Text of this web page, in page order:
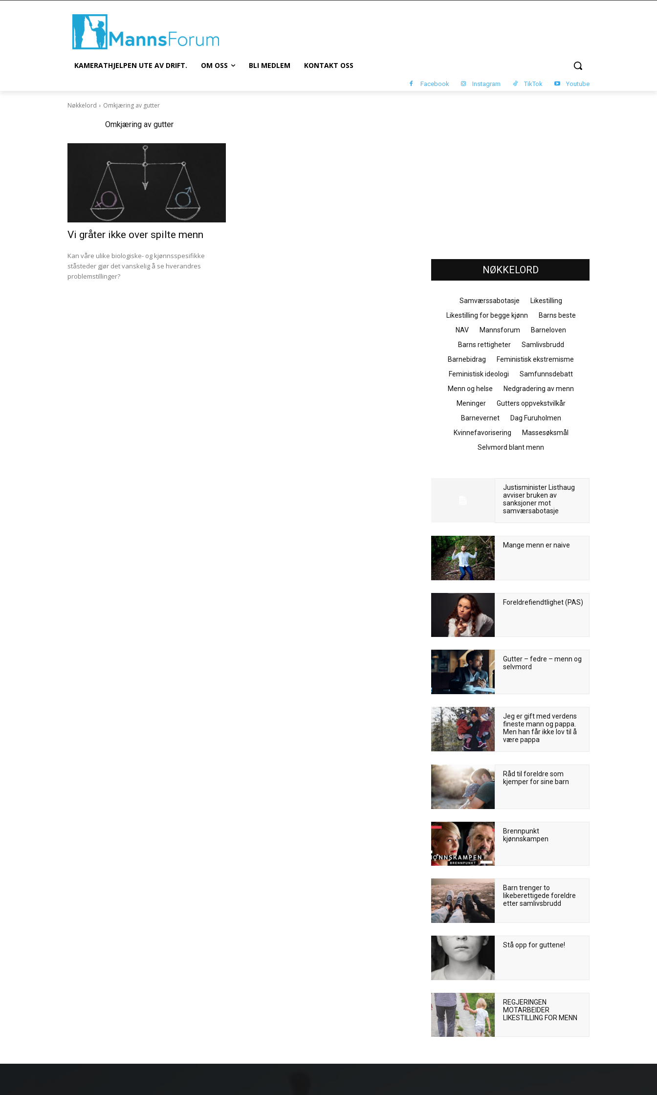
KAMERATHJELPEN UTE AV DRIFT. OM OSS BLI MEDLEM KONTAKT OSS
Facebook Instagram TikTok Youtube
Nøkkelord Omkjæring av gutter
Omkjæring av gutter
Vi gråter ikke over spilte menn
Kan våre ulike biologiske- og kjønnsspesifikke
ståsteder gjør det vanskelig å se hverandres
problemstillinger?
NØKKELORD
Samværssabotasje
Likestilling
Likestilling for begge kjønn
Barns beste
NAV
Mannsforum
Barneloven
Barns rettigheter
Samlivsbrudd
Barnebidrag
Feministisk ekstremisme
Feministisk ideologi
Samfunnsdebatt
Menn og helse
Nedgradering av menn
Meninger
Gutters oppvekstvilkår
Barnevernet
Dag Furuholmen
Kvinnefavorisering
Massesøksmål
Selvmord blant menn
Justisminister Listhaug
avviser bruken av
sanksjoner mot
samværsabotasje
Mange menn er naive
Foreldrefiendtlighet (PAS)
Gutter – fedre – menn og
selvmord
Jeg er gift med verdens
fineste mann og pappa.
Men han får ikke lov til å
være pappa
Råd til foreldre som
kjemper for sine barn
Brennpunkt
kjønnskampen
Barn trenger to
likeberettigede foreldre
etter samlivsbrudd
Stå opp for guttene!
REGJERINGEN
MOTARBEIDER
LIKESTILLING FOR MENN